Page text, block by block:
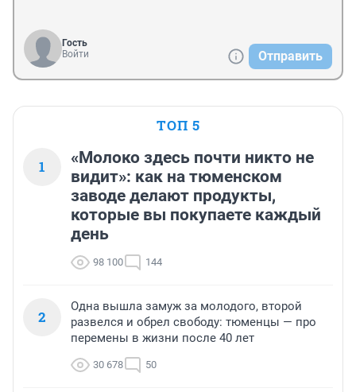
Гость
Войти
Отправить
ТОП 5
1
«Молоко здесь почти никто не
видит»: как на тюменском
заводе делают продукты,
которые вы покупаете каждый
день
98 100 144
2
Одна вышла замуж за молодого, второй
развелся и обрел свободу: тюменцы — про
перемены в жизни после 40 лет
30 678 50